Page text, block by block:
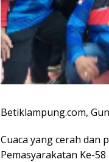
Betiklampung.com,
Cuaca yang cerah dan
Pemasyarakatan Ke-